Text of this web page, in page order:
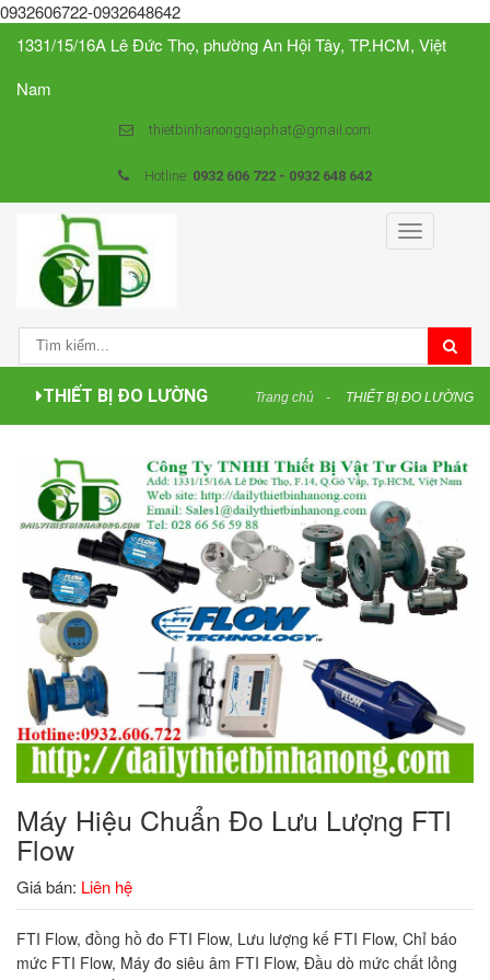
0932606722-0932648642
1331/15/16A Lê Đức Thọ, phường An Hội Tây, TP.HCM, Việt
Nam
thietbinhanonggiaphat@gmail.com
Hotline: 0932 606 722 - 0932 648 642
Toggle
navigation
THIẾT BỊ ĐO LƯỜNG Trang chủ THIẾT BỊ ĐO LƯỜNG
Máy Hiệu Chuẩn Đo Lưu Lượng FTI
Flow
Giá bán: Liên hệ
FTI Flow, đồng hồ đo FTI Flow, Lưu lượng kế FTI Flow, Chỉ báo
mức FTI Flow, Máy đo siêu âm FTI Flow, Đầu dò mức chất lỏng